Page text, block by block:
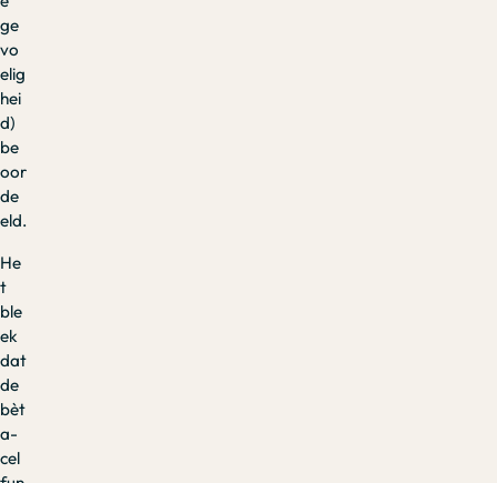
ge
vo
elig
hei
d)
be
oor
de
eld.
He
t
ble
ek
dat
de
bèt
a-
cel